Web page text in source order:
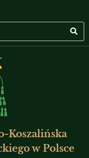
Koszalińska
w Polsce